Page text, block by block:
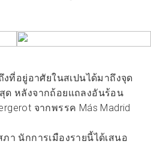
งที่อยู่อาศัยในสเปนได้มาถึงจุด
หลังจากถ้อยแถลงอันร้อน
จากพรรค Más Madrid
า นักการเมืองรายนี้ได้เสนอ